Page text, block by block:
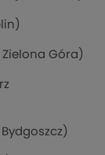
Zielona Góra)